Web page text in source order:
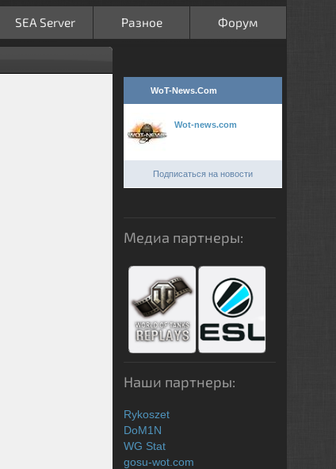
SEA Server Разное Форум
WoT-News.Com
Wot-news.com
Подписаться на новости
Медиа партнеры:
Наши партнеры:
Rykoszet
DoM1N
WG Stat
gosu-wot.com